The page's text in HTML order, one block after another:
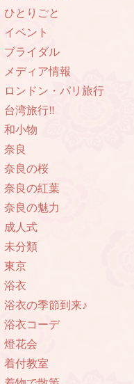
ひとりごと
イベント
ブライダル
メディア情報
ロンドン・パリ旅行
台湾旅行‼︎
和小物
奈良
奈良の桜
奈良の紅葉
奈良の魅力
成人式
未分類
東京
浴衣
浴衣の季節到来♪
浴衣コーデ
燈花会
着付教室